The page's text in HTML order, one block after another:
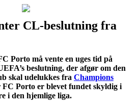
CL-beslutning fra
Porto må vente en uges tid på
beslutning, der afgør om den
skal udelukkes fra Champions
FC Porto er blevet fundet skyldig i
i den hjemlige liga.